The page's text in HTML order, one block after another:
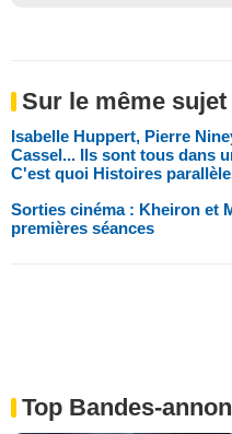
Sur le même sujet
Isabelle Huppert, Pierre
Cassel... Ils sont tous dans
C'est quoi Histoires
Sorties cinéma : Kheiron et
premières séances
Top Bandes-